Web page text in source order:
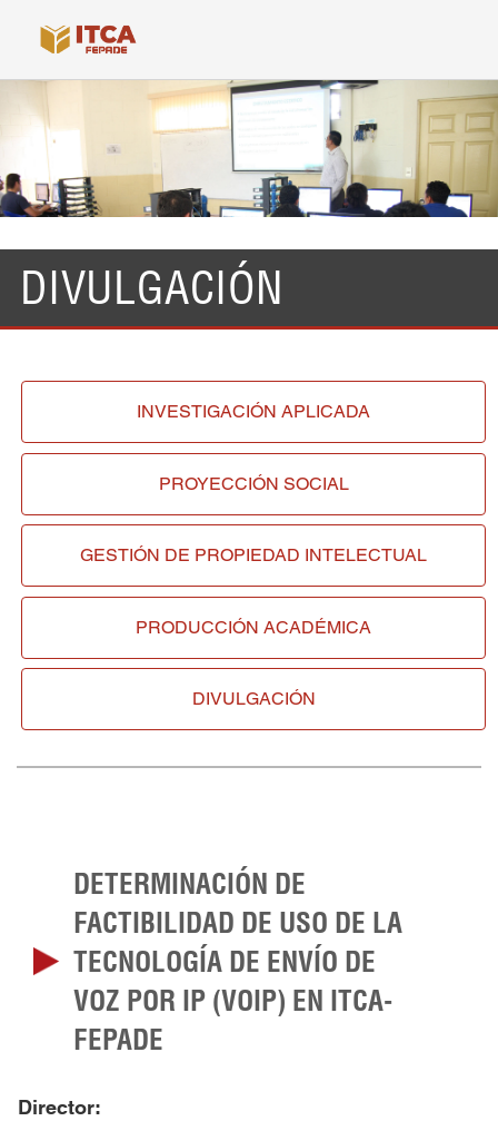
DIVULGACIÓN
INVESTIGACIÓNAPLICADA
PROYECCIÓN SOCIAL
GESTIÓN DE PROPIEDAD INTELECTUAL
PRODUCCIÓN ACADÉMICA
DIVULGACIÓN
DETERMINACIÓN DE
FACTIBILIDAD DE USO DE LA
TECNOLOGÍA DE ENVÍO DE
VOZ POR IP (VOIP) EN ITCA-
FEPADE
Director: